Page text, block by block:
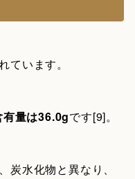
ています。
量は36.0gです[9]。
炭水化物と異なり、